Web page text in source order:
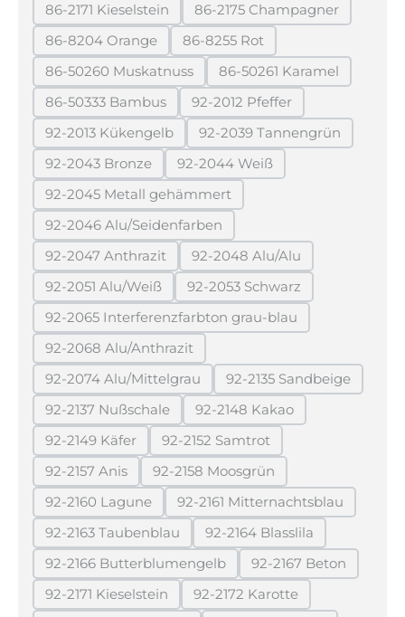
86-2171 Kieselstein
(Diese Option ist zurzeit nicht verfügbar.)
86-2175 Champagner
(Diese Option ist
86-8204 Orange
(Diese Option ist zurzeit nicht verfügbar.)
86-8255 Rot
(Diese Option ist zurzeit nicht
86-50260 Muskatnuss
(Diese Option ist zurzeit nicht verfügbar.)
86-50261 Karamel
(Diese Option ist
86-50333 Bambus
(Diese Option ist zurzeit nicht verfügbar.)
92-2012 Pfeffer
(Diese Option ist zurzeit
92-2013 Kükengelb
(Diese Option ist zurzeit nicht verfügbar.)
92-2039 Tannengrün
(Diese Option ist
92-2043 Bronze
(Diese Option ist zurzeit nicht verfügbar.)
92-2044 Weiß
(Diese Option ist zurzeit nicht
92-2045 Metall gehämmert
(Diese Option ist zurzeit nicht verfügbar.)
92-2046 Alu/Seidenfarben
(Diese Option ist zurzeit nicht verfügbar.)
92-2047 Anthrazit
(Diese Option ist zurzeit nicht verfügbar.)
92-2048 Alu/Alu
(Diese Option ist zurzeit
92-2051 Alu/Weiß
(Diese Option ist zurzeit nicht verfügbar.)
92-2053 Schwarz
(Diese Option ist zurzeit
92-2065 Interferenzfarbton grau-blau
(Diese Option ist zurzeit nicht
92-2068 Alu/Anthrazit
(Diese Option ist zurzeit nicht verfügbar.)
92-2074 Alu/Mittelgrau
(Diese Option ist zurzeit nicht verfügbar.)
92-2135 Sandbeige
(Diese Option ist
92-2137 Nußschale
(Diese Option ist zurzeit nicht verfügbar.)
92-2148 Kakao
(Diese Option ist zurzeit
92-2149 Käfer
(Diese Option ist zurzeit nicht verfügbar.)
92-2152 Samtrot
(Diese Option ist zurzeit nicht
92-2157 Anis
(Diese Option ist zurzeit nicht verfügbar.)
92-2158 Moosgrün
(Diese Option ist zurzeit nicht
92-2160 Lagune
(Diese Option ist zurzeit nicht verfügbar.)
92-2161 Mitternachtsblau
(Diese Option ist zurzeit
92-2163 Taubenblau
(Diese Option ist zurzeit nicht verfügbar.)
92-2164 Blasslila
(Diese Option ist zurzeit
92-2166 Butterblumengelb
(Diese Option ist zurzeit nicht verfügbar.)
92-2167 Beton
(Diese Option ist
92-2171 Kieselstein
(Diese Option ist zurzeit nicht verfügbar.)
92-2172 Karotte
(Diese Option ist zurzeit